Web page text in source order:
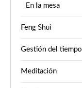
En la mesa
Feng Shui
Gestión del tiempo
Meditación